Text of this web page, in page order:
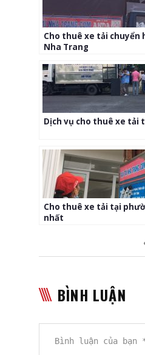
Cho thuê xe tải chuyển
Nha Trang
Dịch vụ cho thuê xe tải
Cho thuê xe tải tại
nhất
BÌNH LUẬN